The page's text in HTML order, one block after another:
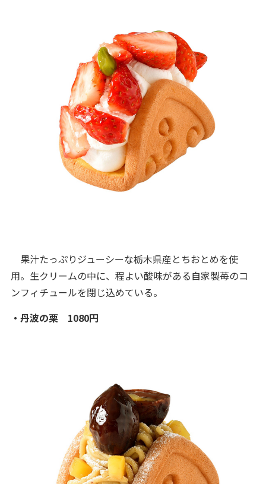
果汁たっぷりジューシーな栃木県産とちおとめを使
用。生クリームの中に、程よい酸味がある自家製苺のコ
ンフィチュールを閉じ込めている。
・丹波の栗 1080円